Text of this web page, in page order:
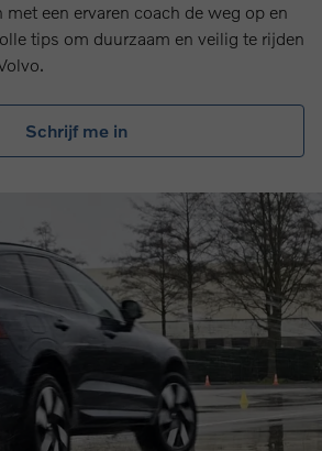
met een ervaren coach de weg op en
tips om duurzaam en veilig te rijden
Schrijf me in